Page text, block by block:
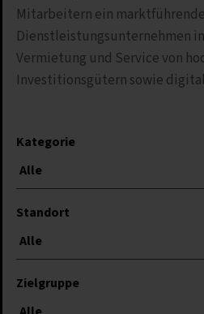
Mitarbeitern ein
Dienstleistungsunternehmen
Vermietung und Service von
Investitionsgütern sowie
Kategorie
Standort
Zielgruppe